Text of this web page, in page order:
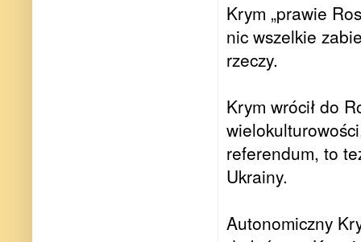
Krym „prawie
nic wszelkie
rzeczy.
Krym wrócił do
referendum, to
Ukrainy.
Autonomiczny